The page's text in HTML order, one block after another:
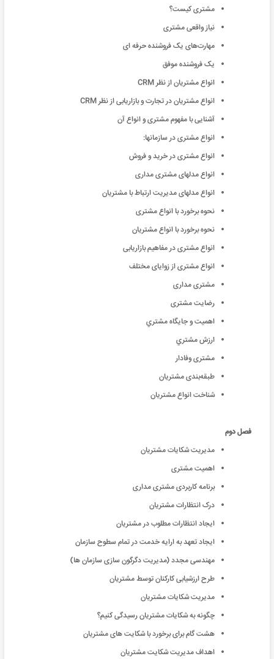
مشتری کیست؟
نیاز واقعی مشتری
مهارت‌های یک فروشنده حرفه ای
یک فروشنده موفق
انواع مشتریان از نظر CRM
انواع مشتریان در تجارت و بازاریابی از نظر CRM
آشنایی با مفهوم مشتری و انواع آن
انواع مشتری در سازمانها:
انواع مشتری در خرید و فروش
انواع مدلهای مشتری مداری
انواع مدلهای مدیریت ارتباط با مشتریان
نحوه برخورد با انواع مشتری
نحوه برخورد با انواع مشتریان
انواع مشتری در مفاهیم بازاریابی
انواع مشتری از زوایای مختلف
مشتری مداری
رضایت مشتری
اهميت و جايگاه مشتري
ارزش مشتري
مشتری وفادار
طبقه‌بندی مشتریان
شناخت انواع مشتریان
فصل دوم
مدیریت شکایات مشتریان
اهمیت مشتری
برنامه کاربردی مشتری مداری
درک انتظارات مشتریان
ایجاد انتظارات مطلوب در مشتریان
ایجاد تعهد به ارایه خدمت در تمام سطوح سازمان
مهندسی مجدد (مدیریت دگرگون سازی سازمان ها)
طرح ارزشیابی کارکنان توسط مشتریان
مدیریت شکایات مشتریان
چگونه به شکایات مشتریان رسیدگی کنیم؟
هشت گام برای برخورد با شکایت های مشتریان
اهداف مدیریت شکایت مشتریان